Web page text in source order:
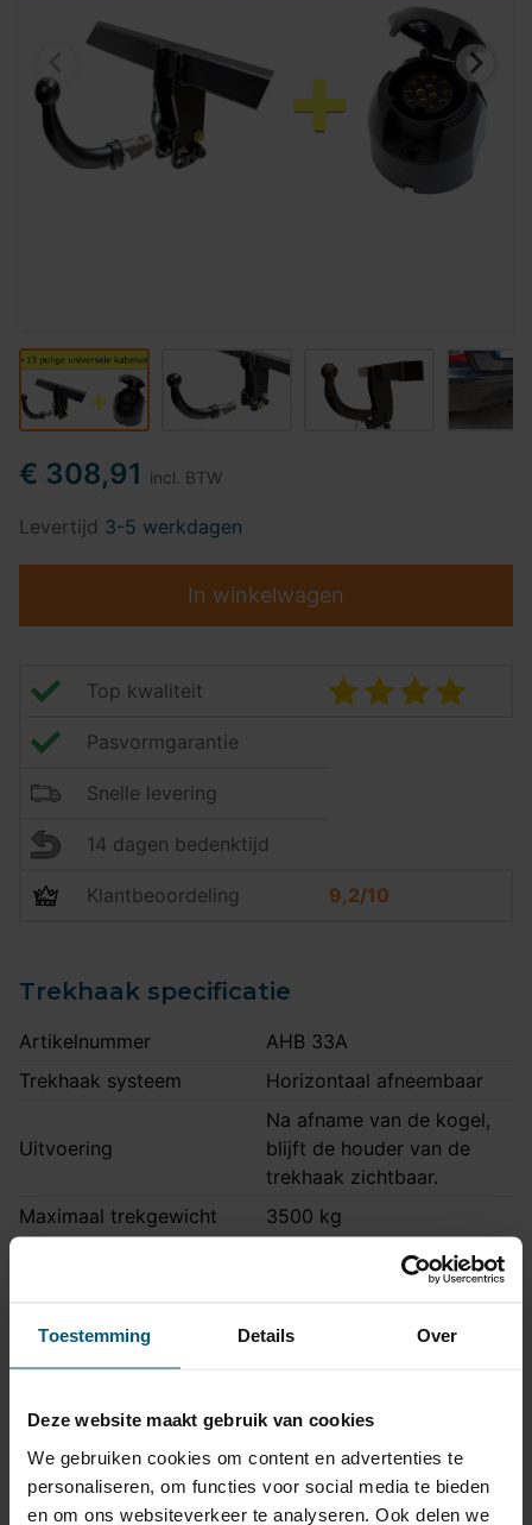
Toestemming Details Over
Deze website maakt gebruik van cookies
We gebruiken cookies om content en advertenties te
personaliseren, om functies voor social media te bieden
en om ons websiteverkeer te analyseren. Ook delen we
€ 308,91 incl. BTW
Levertijd 3-5 werkdagen
In winkelwagen
Top kwaliteit
Pasvormgarantie
Snelle levering
14 dagen bedenktijd
Klantbeoordeling 9,2/10
Trekhaak specificatie
Artikelnummer
AHB 33A
Trekhaak systeem
Horizontaal afneembaar
Uitvoering
Na afname van de kogel,
blijft de houder van de
trekhaak zichtbaar.
Maximaal trekgewicht
3500 kg
Bumperuitsnede
Nee
Montagetijd
Ook voor fietsendrager
Ja
Opmerking
Ook M-pakket, Ook
hybride uitvoering
Montage handleiding
AHB 33A